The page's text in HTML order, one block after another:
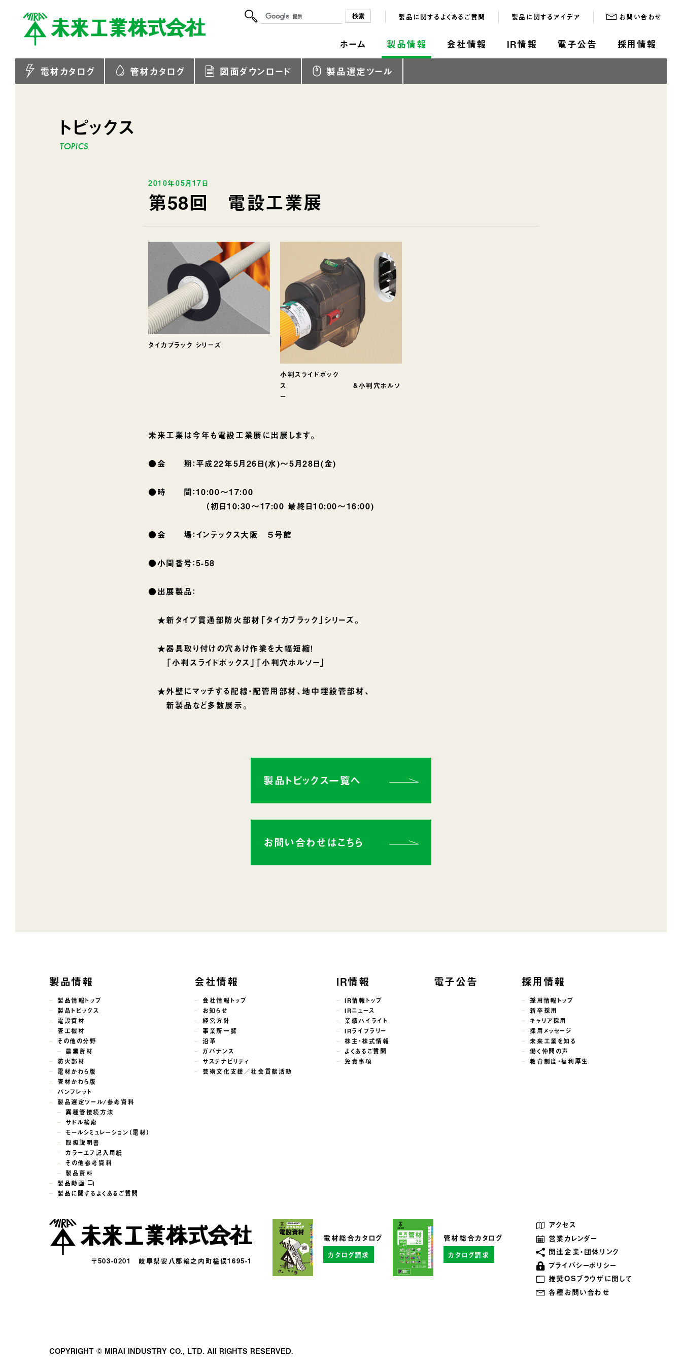
ホーム 製品情報 会社情報 IR情報 電子公告 採用情報
製品に関するよくあるご質問 製品に関するアイデア お問い合わせ
電材カタログ 管材カタログ 図面ダウンロード 製品選定ツール
トピックス
2010年05月17日
第58回 電設工業展
タイカブラック シリーズ
小判スライドボック
ス &小判穴ホルソ
ー
未来工業は今年も電設工業展に出展します。
●会 期：平成22年5月26日(水)〜5月28日(金)
●時 間：10:00〜17:00
（初日10:30〜17:00 最終日10:00〜16:00)
●会 場：インテックス大阪 ５号館
●小間番号：5-58
●出展製品：
★新タイプ貫通部防火部材「タイカブラック」シリーズ。
★器具取り付けの穴あけ作業を大幅短縮！
「小判スライドボックス」「小判穴ホルソー」
★外壁にマッチする配線・配管用部材、地中埋設管部材、
新製品など多数展示。
製品トピックス一覧へ
お問い合わせはこちら
製品情報
製品情報トップ
製品トピックス
電設資材
管工機材
その他の分野
農業資材
防火部材
電材かわら版
管材かわら版
パンフレット
製品選定ツール/参考資料
異種管接続方法
サドル検索
モールシミュレーション（電材）
取扱説明書
カラーエフ記入用紙
その他参考資料
製品資料
製品動画
製品に関するよくあるご質問
会社情報
会社情報トップ
お知らせ
経営方針
事業所一覧
沿革
ガバナンス
サステナビリティ
芸術文化支援／社会貢献活動
IR情報
IR情報トップ
IRニュース
業績ハイライト
IRライブラリー
株主・株式情報
よくあるご質問
免責事項
電子公告 採用情報
採用情報トップ
新卒採用
キャリア採用
採用メッセージ
未来工業を知る
働く仲間の声
教育制度・福利厚生
〒503-0201 岐阜県安八郡輪之内町楡俣1695-1
電材総合カタログ
カタログ請求
管材総合カタログ
カタログ請求
アクセス
営業カレンダー
関連企業・団体リンク
プライバシーポリシー
推奨OSブラウザに関して
各種お問い合わせ
COPYRIGHT © MIRAI INDUSTRY CO., LTD. All RIGHTS RESERVED.